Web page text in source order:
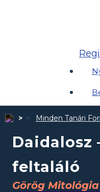
Minden Tanári
Daidalosz
feltaláló
Görög Mitológia